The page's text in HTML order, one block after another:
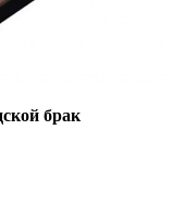
брак